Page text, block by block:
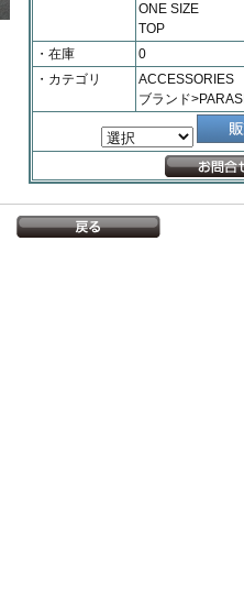
ONE SIZE
TOP
・在庫
0
・カテゴリ
ACCESSORIES
ブランド